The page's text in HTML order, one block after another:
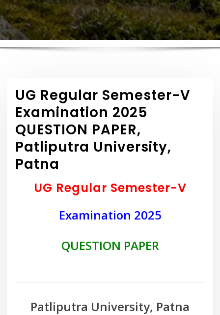
UG Regular Semester-V
Examination 2025
QUESTION PAPER,
Patliputra University,
Patna
UG Regular Semester-V
Examination 2025
QUESTION PAPER
Patliputra University, Patna